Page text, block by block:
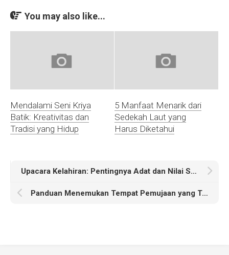
You may also like...
Mendalami Seni Kriya
Batik: Kreativitas dan
Tradisi yang Hidup
5 Manfaat Menarik dari
Sedekah Laut yang
Harus Diketahui
Upacara Kelahiran: Pentingnya Adat dan Nilai Spiritualnya
Panduan Menemukan Tempat Pemujaan yang Tepat untuk Meditasi dan Refleksi